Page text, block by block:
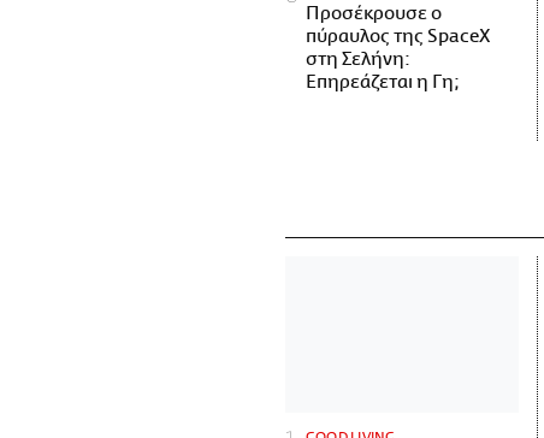
Προσέκρουσε ο
πύραυλος της SpaceX
στη Σελήνη:
Επηρεάζεται η Γη;